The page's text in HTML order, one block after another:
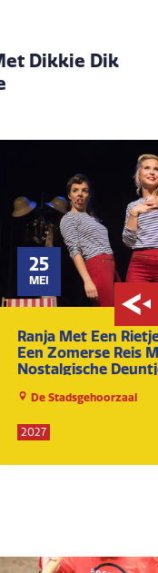
Dikkie Dik
25
MEI
Ranja Met Een
Een Zomerse Reis
Nostalgische
De Stadsgehoorzaal
2027